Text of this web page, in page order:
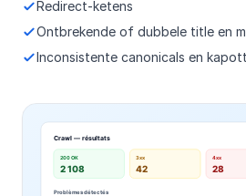
Redirect-ketens
Ontbrekende of dubbele title en
Inconsistente canonicals en